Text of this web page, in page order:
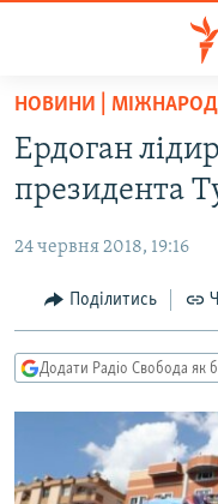
Перейти
основного
матеріалу
Перейти
до
навігації
Перейти
до
ВСЕ ЗА ДОБУ
СТАТТІ
ПОЛІТИКА
ЕКОНОМІКА
КУЛЬТУРА
УКРАЇНА
ВІЙНА
РОСІЙСЬКА
КРИМ.РЕАЛІЇ
СХЕМИ
НОВИНИ |
Ердоган
президента
24 червня 2018, 19:16
Поділитись
Додати Радіо Свобода як